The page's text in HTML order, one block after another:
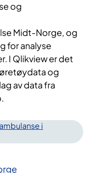
og
Midt-Norge, og
for analyse
I Qlikview er det
og
av data fra